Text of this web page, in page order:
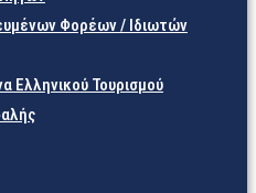
Φορέων / Ιδιωτών
Ελληνικού Τουρισμού